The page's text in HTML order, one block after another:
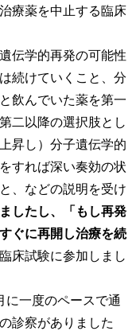
療薬を中止する臨床
伝学的再発の可能性
続けていくこと、分
飲んでいた薬を第一
二以降の選択肢とし
昇し）分子遺伝学的
すれば深い奏効の状
、などの説明を受け
したし、「もし再発
ぐに再開し治療を続
臨床試験に参加しまし
に一度のペースで通
診察がありました